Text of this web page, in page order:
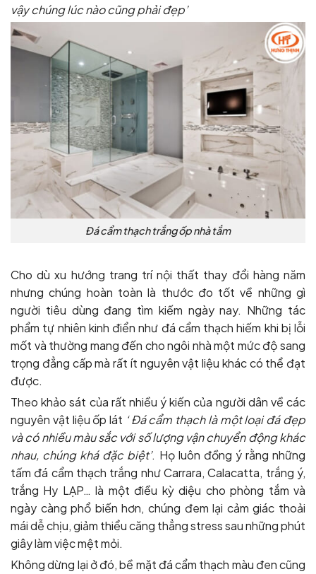
vậy chúng lúc nào cũng phải đẹp’
Đá cẩm thạch trắng ốp nhà tắm
Cho dù xu hướng trang trí nội thất thay đổi hàng năm
nhưng chúng hoàn toàn là thước đo tốt về những gì
người tiêu dùng đang tìm kiếm ngày nay. Những tác
phẩm tự nhiên kinh điển như đá cẩm thạch hiếm khi bị lỗi
mốt và thường mang đến cho ngôi nhà một mức độ sang
trọng đẳng cấp mà rất ít nguyên vật liệu khác có thể đạt
được.
Theo khảo sát của rất nhiều ý kiến của người dân về các
nguyên vật liệu ốp lát ‘ Đá cẩm thạch là một loại đá đẹp
và có nhiều màu sắc với số lượng vận chuyển động khác
nhau, chúng khá đặc biệt’. Họ luôn đồng ý rằng những
tấm đá cẩm thạch trắng như Carrara, Calacatta, trắng ý,
trắng Hy LẠP… là một điều kỳ diệu cho phòng tắm và
ngày càng phổ biến hơn, chúng đem lại cảm giác thoải
mái dễ chịu, giảm thiểu căng thẳng stress sau những phút
giây làm việc mệt mỏi.
Không dừng lại ở đó, bề mặt đá cẩm thạch màu đen cũng